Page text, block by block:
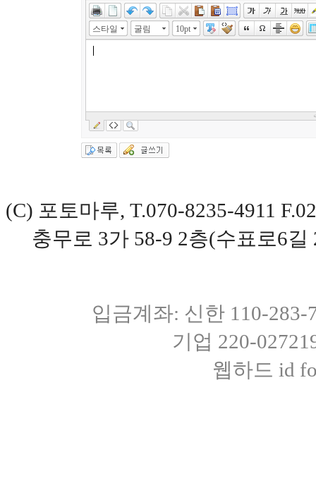
스타일 굴림 10pt
(C) 포토마루, T.070-8235-4911
충무로 3가 58-9 2층(수표로6
입금계좌: 신한 110-
기업 220-
웹하드 id